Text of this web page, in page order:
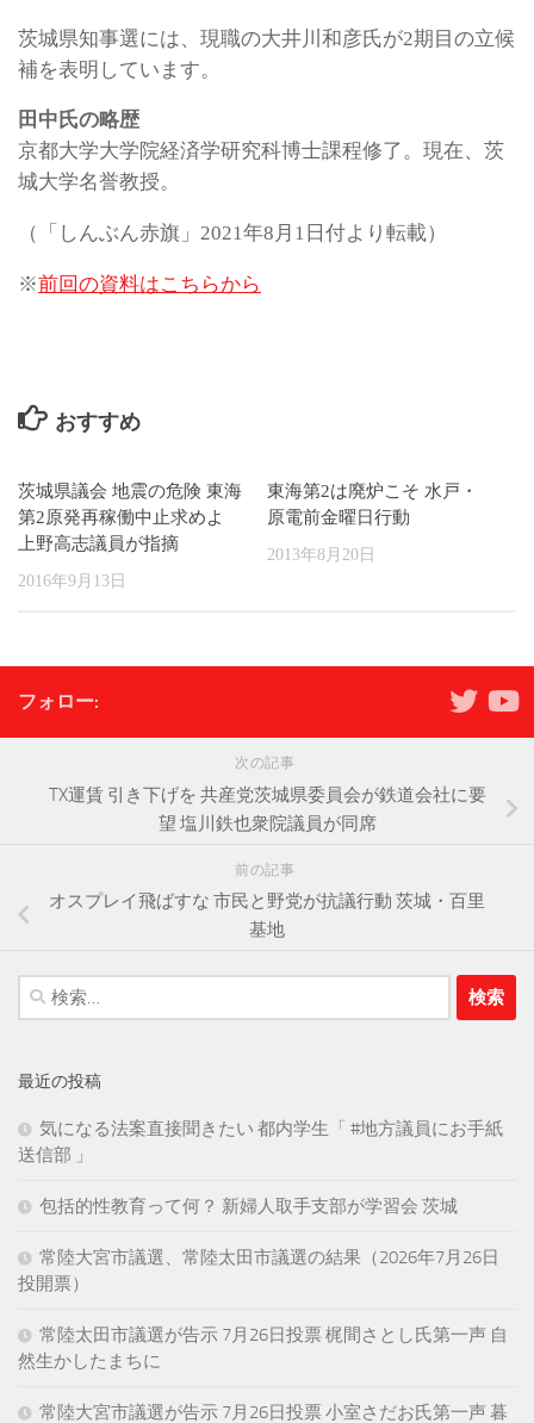
茨城県知事選には、現職の大井川和彦氏が2期目の立候
補を表明しています。
田中氏の略歴
京都大学大学院経済学研究科博士課程修了。現在、茨
城大学名誉教授。
（「しんぶん赤旗」2021年8月1日付より転載）
※前回の資料はこちらから
おすすめ
茨城県議会 地震の危険 東海
第2原発再稼働中止求めよ
上野高志議員が指摘
2016年9月13日
東海第2は廃炉こそ 水戸・
原電前金曜日行動
2013年8月20日
フォロー:
次の記事
TX運賃 引き下げを 共産党茨城県委員会が鉄道会社に要
望 塩川鉄也衆院議員が同席
前の記事
オスプレイ飛ばすな 市民と野党が抗議行動 茨城・百里
基地
検
索:
最近の投稿
気になる法案直接聞きたい 都内学生「 #地方議員にお手紙
送信部 」
包括的性教育って何？ 新婦人取手支部が学習会 茨城
常陸大宮市議選、常陸太田市議選の結果（2026年7月26日
投開票）
常陸太田市議選が告示 7月26日投票 梶間さとし氏第一声 自
然生かしたまちに
常陸大宮市議選が告示 7月26日投票 小室さだお氏第一声 暮